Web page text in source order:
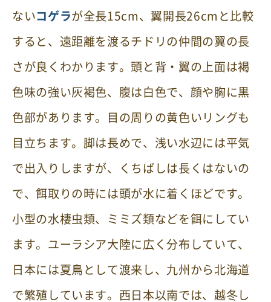
ないコゲラが全長15cm、翼開長26cmと比較
すると、遠距離を渡るチドリの仲間の翼の長
さが良くわかります。頭と背・翼の上面は褐
色味の強い灰褐色、腹は白色で、顔や胸に黒
色部があります。目の周りの黄色いリングも
目立ちます。脚は長めで、浅い水辺には平気
で出入りしますが、くちばしは長くはないの
で、餌取りの時には頭が水に着くほどです。
小型の水棲虫類、ミミズ類などを餌にしてい
ます。ユーラシア大陸に広く分布していて、
日本には夏鳥として渡来し、九州から北海道
で繁殖しています。西日本以南では、越冬し